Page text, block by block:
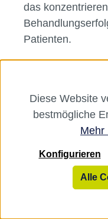
das
Patienten.
Service
Über uns
Diese Website
bestmögliche
Mehr
Konfigurieren
Alle